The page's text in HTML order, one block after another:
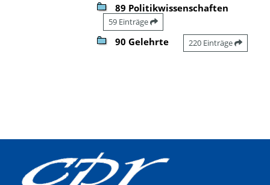
89 Politikwissenschaften
59 Einträge
90 Gelehrte 220 Einträge